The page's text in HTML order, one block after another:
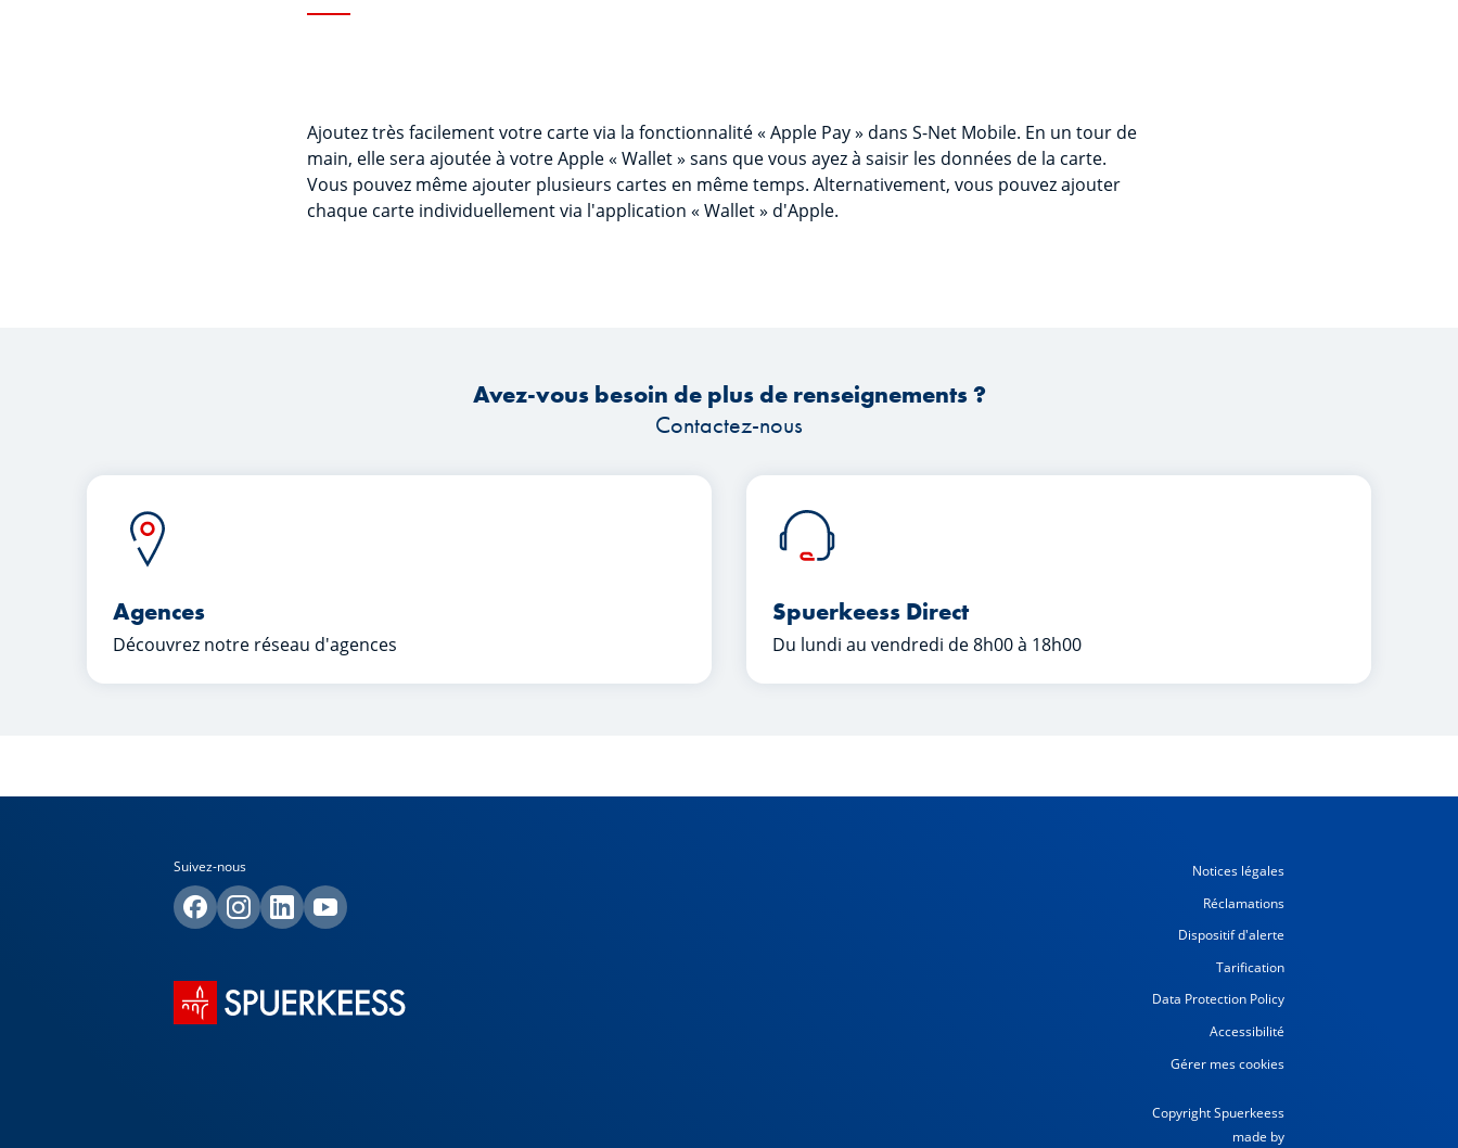
Ajoutez très facilement votre carte via la fonctionnalité « Apple Pay » dans S-Net Mobile. En un tour de
main, elle sera ajoutée à votre Apple « Wallet » sans que vous ayez à saisir les données de la carte.
Vous pouvez même ajouter plusieurs cartes en même temps. Alternativement, vous pouvez ajouter
chaque carte individuellement via l'application « Wallet » d'Apple.
Avez-vous besoin de plus de renseignements ?
Contactez-nous
Agences
Découvrez notre réseau d'agences
Spuerkeess Direct
Du lundi au vendredi de 8h00 à 18h00
Suivez-nous
Notices légales
Réclamations
Dispositif d'alerte
Tarification
Data Protection Policy
Accessibilité
Gérer mes cookies
Copyright Spuerkeess
made by